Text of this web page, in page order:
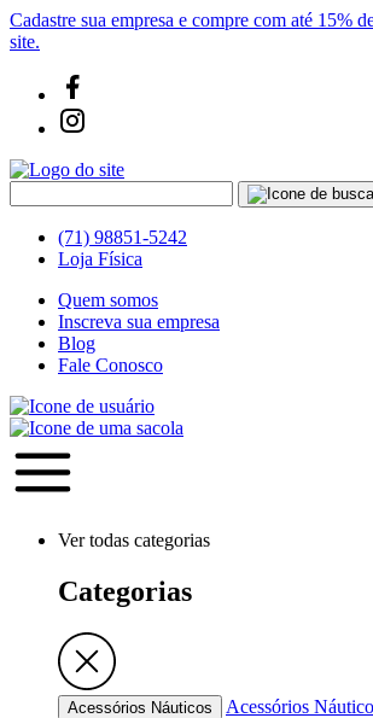
Cadastre sua empresa e compre com até 15%
site.
(71) 98851-5242
Loja Física
Quem somos
Inscreva sua empresa
Blog
Fale Conosco
Ver todas categorias
Categorias
Acessórios Náuticos
Acessórios